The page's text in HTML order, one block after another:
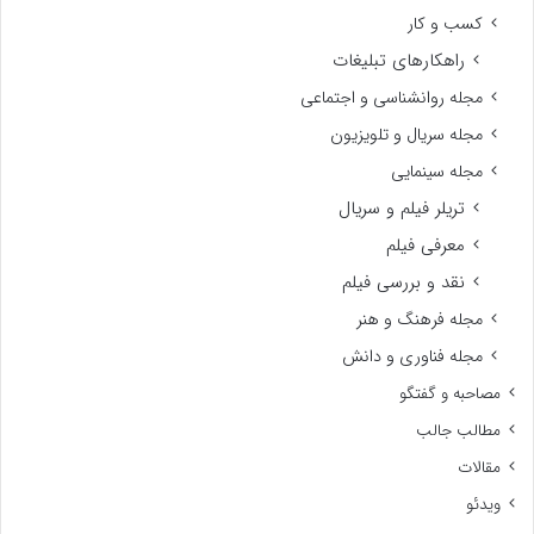
کسب و کار
راهکارهای تبلیغات
مجله روانشناسی و اجتماعی
مجله سریال و تلویزیون
مجله سینمایی
تریلر فیلم و سریال
معرفی فیلم
نقد و بررسی فیلم
مجله فرهنگ و هنر
مجله فناوری و دانش
مصاحبه و گفتگو
مطالب جالب
مقالات
ویدئو